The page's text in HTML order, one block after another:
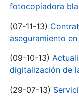
fotocopiadora
(07-11-13)
aseguramiento en
(09-10-13)
digitalización de
(29-07-13)